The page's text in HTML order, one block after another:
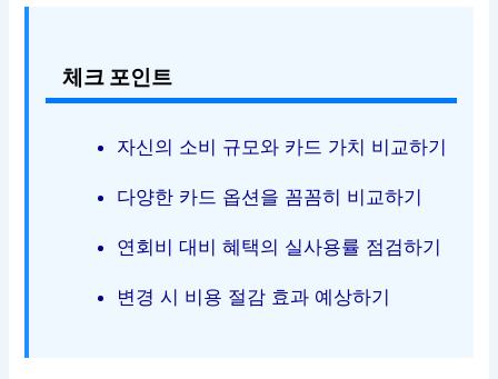
체크 포인트
자신의 소비 규모와 카드 가치 비교하기
다양한 카드 옵션을 꼼꼼히 비교하기
연회비 대비 혜택의 실사용률 점검하기
변경 시 비용 절감 효과 예상하기